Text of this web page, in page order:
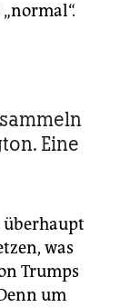
Eine
überhaupt
was
Trumps
um